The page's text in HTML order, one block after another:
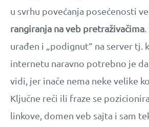
u svrhu povećanja posećenosti
rangiranja na veb pretraživačima
urađen i „podignut“ na server tj.
internetu naravno potrebno je
vidi, jer inače nema neke velike
Ključne reči ili fraze se
linkove, domen veb sajta i sam